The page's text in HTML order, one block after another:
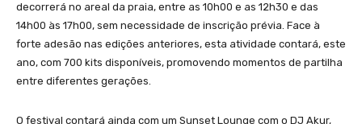
decorrerá no areal da praia, entre as 10h00 e as 12h30 e das
14h00 às 17h00, sem necessidade de inscrição prévia. Face à
forte adesão nas edições anteriores, esta atividade contará, este
ano, com 700 kits disponíveis, promovendo momentos de partilha
entre diferentes gerações.
O festival contará ainda com um Sunset Lounge com o DJ Akur,